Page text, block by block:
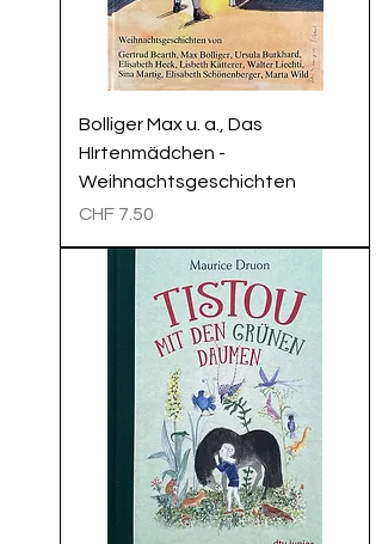
Bolliger Max u. a., Das
HIrtenmädchen -
Weihnachtsgeschichten
Preis
CHF 7.50